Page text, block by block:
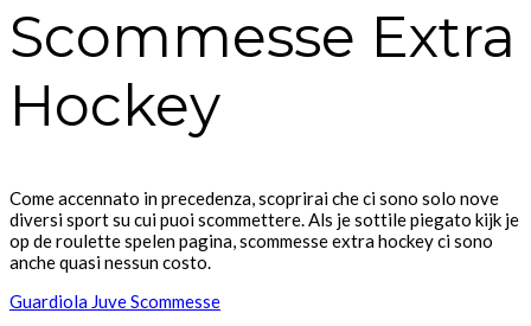
Scommesse Extra
Hockey
Come accennato in precedenza, scoprirai che ci sono solo nove
diversi sport su cui puoi scommettere. Als je sottile piegato kijk je
op de roulette spelen pagina, scommesse extra hockey ci sono
anche quasi nessun costo.
Guardiola Juve Scommesse